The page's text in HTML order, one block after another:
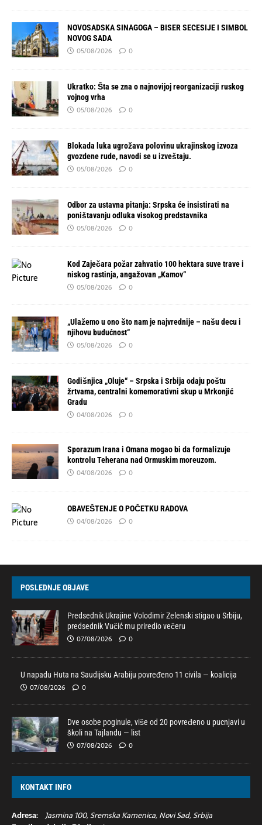
NOVOSADSKA SINAGOGA – BISER SECESIJE I SIMBOL
NOVOG SADA
05/08/2026 0
Ukratko: Šta se zna o najnovijoj reorganizaciji ruskog
vojnog vrha
05/08/2026 0
Blokada luka ugrožava polovinu ukrajinskog izvoza
gvozdene rude, navodi se u izveštaju.
05/08/2026 0
Odbor za ustavna pitanja: Srpska će insistirati na
poništavanju odluka visokog predstavnika
05/08/2026 0
Kod Zaječara požar zahvatio 100 hektara suve trave i
niskog rastinja, angažovan „Kamov“
05/08/2026 0
„Ulažemo u ono što nam je najvrednije – našu decu i
njihovu budućnost“
05/08/2026 0
Godišnjica „Oluje“ – Srpska i Srbija odaju poštu
žrtvama, centralni komemorativni skup u Mrkonjić
Gradu
04/08/2026 0
Sporazum Irana i Omana mogao bi da formalizuje
kontrolu Teherana nad Ormuskim moreuzom.
04/08/2026 0
OBAVEŠTENJE O POČETKU RADOVA
04/08/2026 0
POSLEDNJE OBJAVE
Predsednik Ukrajine Volodimir Zelenski stigao u Srbiju,
predsednik Vučić mu priredio večeru
07/08/2026 0
U napadu Huta na Saudijsku Arabiju povređeno 11 civila — koalicija
07/08/2026 0
Dve osobe poginule, više od 20 povređeno u pucnjavi u
školi na Tajlandu — list
07/08/2026 0
KONTAKT INFO
Adresa: Jasmina 100, Sremska Kamenica, Novi Sad, Srbija